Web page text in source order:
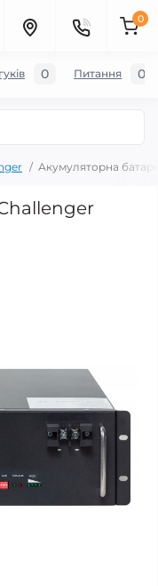
0
Акумуляторна
0 Питання 0